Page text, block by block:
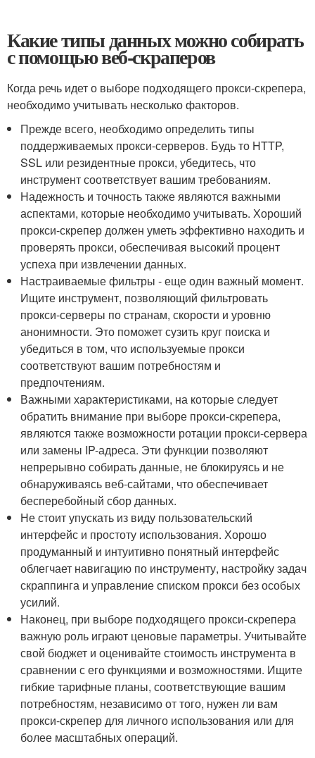
Какие типы данных можно собирать
с помощью веб-скраперов
Когда речь идет о выборе подходящего прокси-скрепера,
необходимо учитывать несколько факторов.
Прежде всего, необходимо определить типы
поддерживаемых прокси-серверов. Будь то HTTP,
SSL или резидентные прокси, убедитесь, что
инструмент соответствует вашим требованиям.
Надежность и точность также являются важными
аспектами, которые необходимо учитывать. Хороший
прокси-скрепер должен уметь эффективно находить и
проверять прокси, обеспечивая высокий процент
успеха при извлечении данных.
Настраиваемые фильтры - еще один важный момент.
Ищите инструмент, позволяющий фильтровать
прокси-серверы по странам, скорости и уровню
анонимности. Это поможет сузить круг поиска и
убедиться в том, что используемые прокси
соответствуют вашим потребностям и
предпочтениям.
Важными характеристиками, на которые следует
обратить внимание при выборе прокси-скрепера,
являются также возможности ротации прокси-сервера
или замены IP-адреса. Эти функции позволяют
непрерывно собирать данные, не блокируясь и не
обнаруживаясь веб-сайтами, что обеспечивает
бесперебойный сбор данных.
Не стоит упускать из виду пользовательский
интерфейс и простоту использования. Хорошо
продуманный и интуитивно понятный интерфейс
облегчает навигацию по инструменту, настройку задач
скраппинга и управление списком прокси без особых
усилий.
Наконец, при выборе подходящего прокси-скрепера
важную роль играют ценовые параметры. Учитывайте
свой бюджет и оценивайте стоимость инструмента в
сравнении с его функциями и возможностями. Ищите
гибкие тарифные планы, соответствующие вашим
потребностям, независимо от того, нужен ли вам
прокси-скрепер для личного использования или для
более масштабных операций.